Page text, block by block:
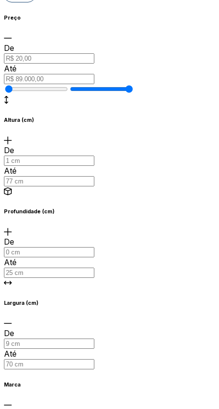
Preço
De
Até
Altura (cm)
De
Até
Profundidade (cm)
De
Até
Largura (cm)
De
Até
Marca